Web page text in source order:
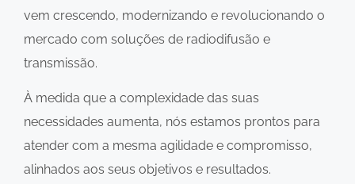
vem crescendo, modernizando e revolucionando o
mercado com soluções de radiodifusão e
transmissão.
À medida que a complexidade das suas
necessidades aumenta, nós estamos prontos para
atender com a mesma agilidade e compromisso,
alinhados aos seus objetivos e resultados.